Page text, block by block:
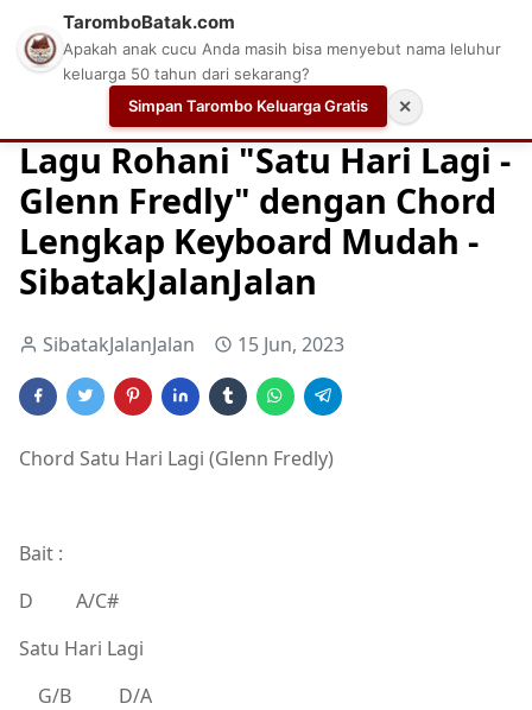
Chord Chord Gitar Lagu Rohani Chord Gitar
Lagu Rohani "Satu Hari Lagi -
Glenn Fredly" dengan Chord
Lengkap Keyboard Mudah -
SibatakJalanJalan
SibatakJalanJalan 15 Jun, 2023
Chord Satu Hari Lagi (Glenn Fredly)
Bait :
D A/C#
Satu Hari Lagi
G/B D/A
TaromboBatak.com
Apakah anak cucu Anda masih bisa menyebut nama leluhur
keluarga 50 tahun dari sekarang?
Simpan Tarombo Keluarga Gratis
✕